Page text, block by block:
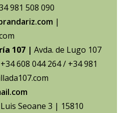
981 508 090
|
107 | Avda. de Lugo 107
608 044 264 / +34 981
Luis Seoane 3 | 15810